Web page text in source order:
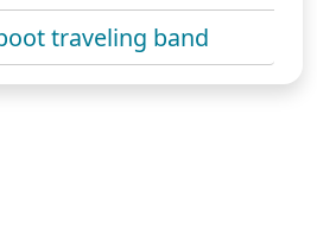
traveling band